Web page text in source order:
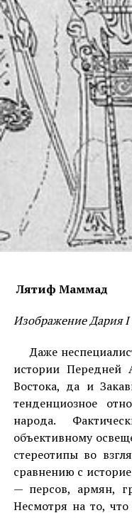
Лятиф Маммад
Изображение Дария I
Даже
истории Передней
Востока, да и
тенденциозное
народа.
объективному
стереотипы во
сравнению с
— персов, армян,
Несмотря на то,